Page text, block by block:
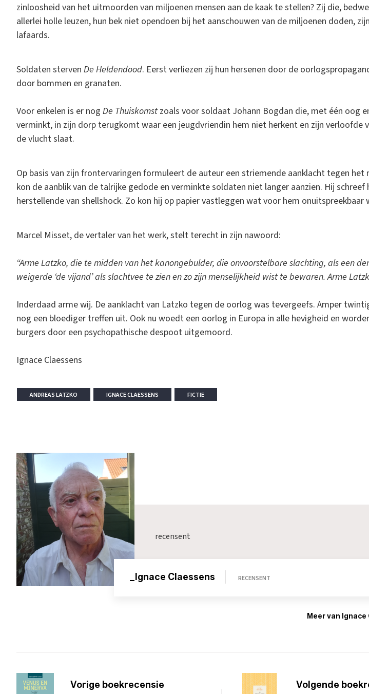
zinloosheid van het uitmoorden van miljoenen mensen aan de kaak te stellen? Zij die,
allerlei holle leuzen, hun bek niet opendoen bij het aanschouwen van de miljoenen doden,
lafaards.
Soldaten sterven De Heldendood. Eerst verliezen zij hun hersenen door de
door bommen en granaten.
Voor enkelen is er nog De Thuiskomst zoals voor soldaat Johann Bogdan die, met één oog
verminkt, in zijn dorp terugkomt waar een jeugdvriendin hem niet herkent en zijn verloofde
de vlucht slaat.
Op basis van zijn frontervaringen formuleert de auteur een striemende aanklacht tegen het
kon de aanblik van de talrijke gedode en verminkte soldaten niet langer aanzien. Hij schreef
herstellende van shellshock. Zo kon hij op papier vastleggen wat voor hem onuitspreekbaar
Marcel Misset, de vertaler van het werk, stelt terecht in zijn nawoord:
“Arme Latzko, die te midden van het kanongebulder, die onvoorstelbare slachting, als een
weigerde ‘de vijand’ als slachtvee te zien en zo zijn menselijkheid wist te bewaren. Arme
Inderdaad arme wij. De aanklacht van Latzko tegen de oorlog was tevergeefs. Amper
nog een bloediger treffen uit. Ook nu woedt een oorlog in Europa in alle hevigheid en
burgers door een psychopathische despoot uitgemoord.
Ignace Claessens
ANDREAS LATZKO IGNACE CLAESSENS FICTIE
recensent
_Ignace Claessens RECENSENT
Meer van
Vorige boekrecensie Volgende